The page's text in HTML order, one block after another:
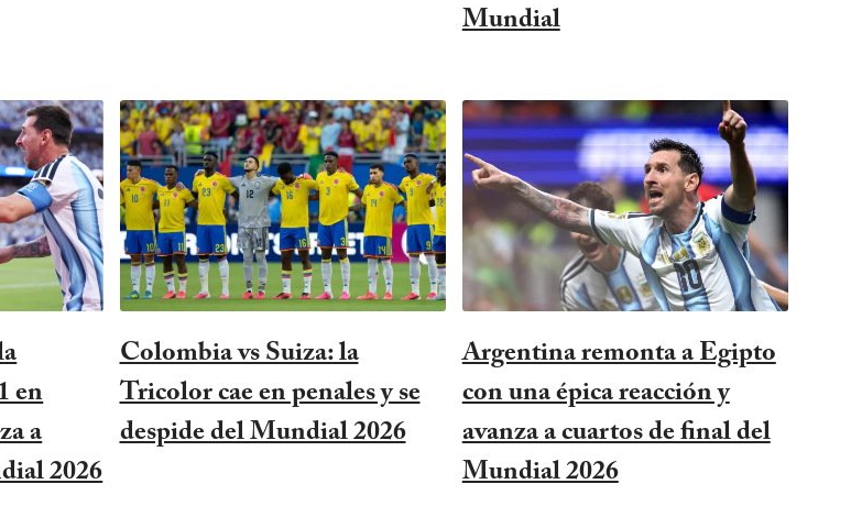
Mundial
en
a
2026
Colombia vs Suiza: la
Tricolor cae en penales y se
despide del Mundial 2026
Argentina remonta a Egipto
con una épica reacción y
avanza a cuartos de final del
Mundial 2026